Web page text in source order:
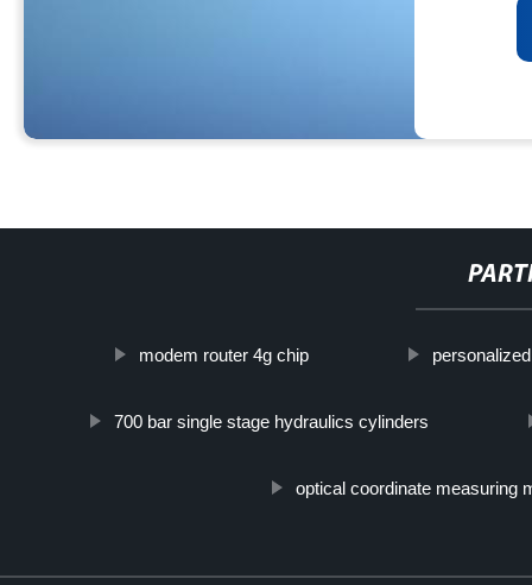
modem router 4g chip
700 bar single stage hydraulics cylinders
optical coordinate measuring